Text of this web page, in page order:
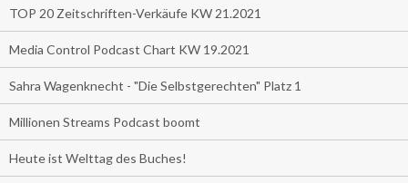
TOP 20 Zeitschriften-Verkäufe KW 21.2021
Media Control Podcast Chart KW 19.2021
Sahra Wagenknecht - "Die Selbstgerechten" Platz 1
Millionen Streams Podcast boomt
Heute ist Welttag des Buches!